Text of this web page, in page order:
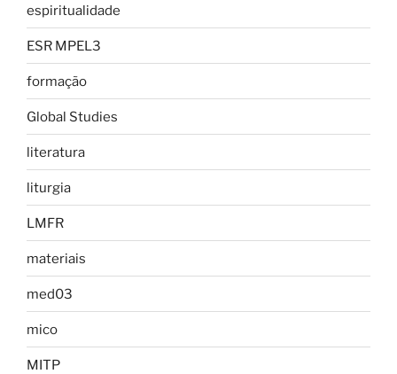
espiritualidade
ESR MPEL3
formação
Global Studies
literatura
liturgia
LMFR
materiais
med03
mico
MITP